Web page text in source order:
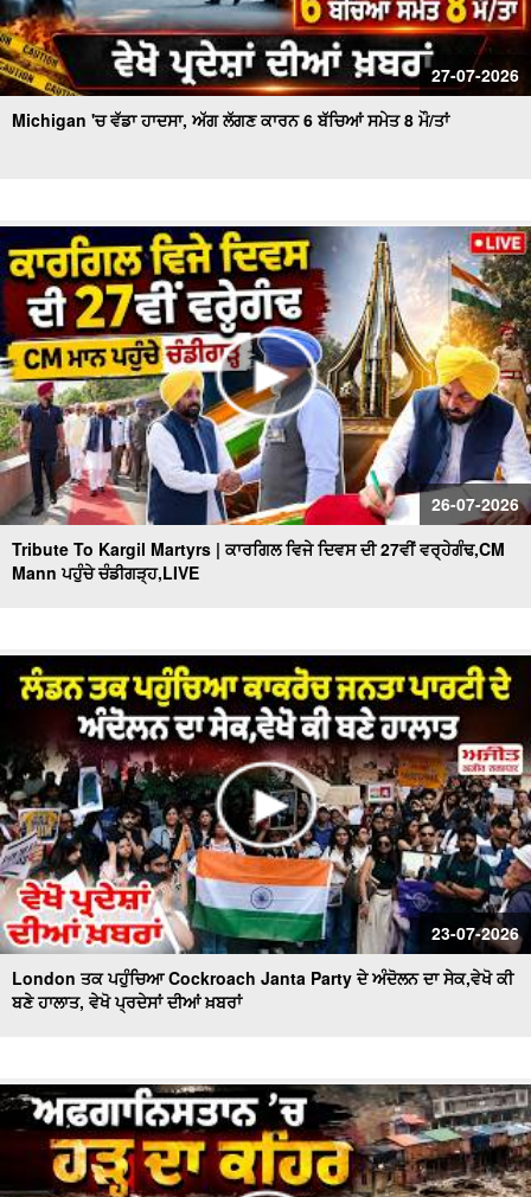
27-07-2026
Michigan 'ਚ ਵੱਡਾ ਹਾਦਸਾ, ਅੱਗ ਲੱਗਣ ਕਾਰਨ 6 ਬੱਚਿਆਂ ਸਮੇਤ 8 ਮੌ/ਤਾਂ
26-07-2026
Tribute To Kargil Martyrs | ਕਾਰਗਿਲ ਵਿਜੇ ਦਿਵਸ ਦੀ 27ਵੀਂ ਵਰ੍ਹੇਗੰਢ,CM
Mann ਪਹੁੰਚੇ ਚੰਡੀਗੜ੍ਹ,LIVE
23-07-2026
London ਤਕ ਪਹੁੰਚਿਆ Cockroach Janta Party ਦੇ ਅੰਦੋਲਨ ਦਾ ਸੇਕ,ਵੇਖੋ ਕੀ
ਬਣੇ ਹਾਲਾਤ, ਵੇਖੋ ਪ੍ਰਦੇਸਾਂ ਦੀਆਂ ਖ਼ਬਰਾਂ